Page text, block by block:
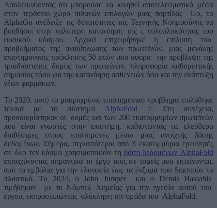
Αποδεικνύοντας ότι μπορούσε να κινηθεί αποτελεσματικά μέσα
στον τεράστιο χώρο πιθανών επιλογών μιας παρτίδας Go, το
AlphaGo ανέδειξε τις δυνατότητες της Τεχνητής Νοημοσύνης να
βοηθήσει στην καλύτερη κατανόηση της ς πολυπλοκότητας του
φυσικού κόσμου. Αρχικά επιχειρήθηκε η επίλυση του
προβλήματος της αναδίπλωσης των πρωτεϊνών, μιας μεγάλης
επιστημονικής πρόκλησης 50 ετών που αφορά την πρόβλεψη της
τρισδιάστατης δομής των πρωτεϊνών, πληροφορία καθοριστικής
σημασίας τόσο για την κατανόηση ασθενειών όσο και την ανάπτυξη
νέων φαρμάκων.
Το 2020, αυτό το μακροχρόνιο επιστημονικό πρόβλημα επιλύθηκε
τελικά με το σύστημα
AlphaFold 2. Στη συνέχεια,
προσδιορίστηκαν οι δομές και των 200 εκατομμυρίων πρωτεϊνών
που είναι γνωστές στην επιστήμη, καθιστώντας τις ελεύθερα
διαθέσιμες στους επιστήμονες μέσω μίας ανοιχτής βάσης
δεδομένων. Σήμερα, περισσότεροι από 3 εκατομμύρια ερευνητές
σε όλο τον κόσμο χρησιμοποιούν τη βάση δεδομένων AlphaFold
επιταχύνοντας σημαντικά το έργο τους σε τομείς που εκτείνονται,
από τα εμβόλια για την ελονοσία έως τα ένζυμα που διασπούν το
πλαστικό. Το 2024, ο John Jumper και ο Demis Hassabis
τιμήθηκαν με το Νόμπελ Χημείας για την ηγεσία αυτού του
έργου, εκπροσωπώντας ολόκληρη την ομάδα του AlphaFold.